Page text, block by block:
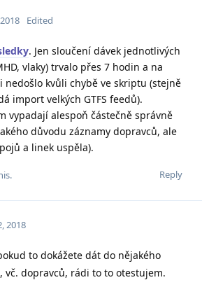
Edited
. Jen sloučení dávek jednotlivých
vlaky) trvalo přes 7 hodin a na
nedošlo kvůli chybě ve skriptu (stejně
import velkých GTFS feedů).
vypadají alespoň částečně správně
důvodu záznamy dopravců, ale
a linek uspěla).
Reply
2018
to dokážete dát do nějakého
vč. dopravců, rádi to to otestujem.